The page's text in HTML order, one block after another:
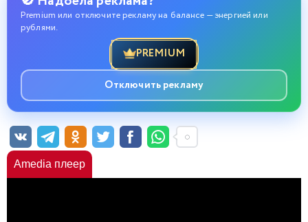
Premium или отключите рекламу на балансе — энергией или
рублями.
PREMIUM
Отключить рекламу
Amedia плеер